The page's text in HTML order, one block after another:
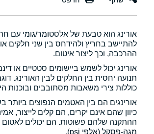
אורינג הוא טבעת של אלסטומר/גומי עם
להתיישב בחריץ ולהידחס בין שני חלקים
ההרכבה, וכך ליצור איטום.
אורינג יכול לשמש ביישומים סטטיים או
תנועה יחסית בין החלקים לבין האורינג.
כוללות צירי משאבות מסתובבים ובוכנות
אורינגים הם בין האטמים הנפוצים ביותר
כיוון שהם אינם יקרים, הם קלים לייצור,
ההתקנה שלהם פשוטות. הם יכולים
מגה-פסקל (אלפי psi).